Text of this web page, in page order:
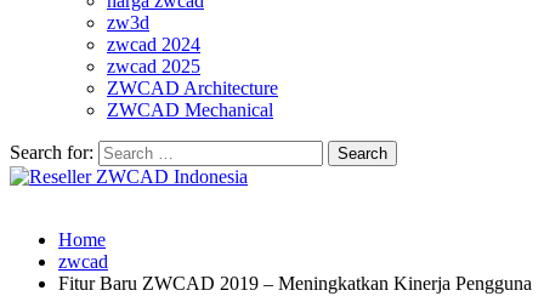
zw3d
zwcad 2024
zwcad 2025
ZWCAD Architecture
ZWCAD Mechanical
Search for:
Home
zwcad
Fitur Baru ZWCAD 2019 – Meningkatkan Kinerja Pengguna